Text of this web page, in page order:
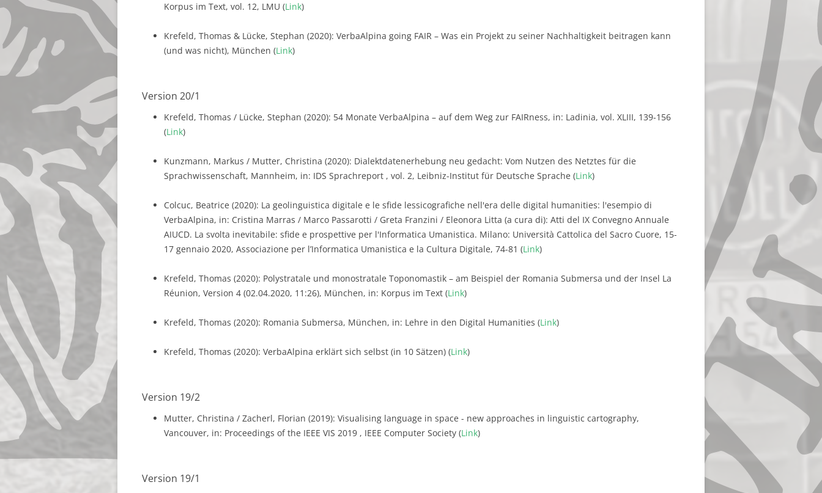
Korpus im Text, vol. 12, LMU (Link)
Krefeld, Thomas & Lücke, Stephan (2020): VerbaAlpina going FAIR – Was ein Projekt zu seiner Nachhaltigkeit beitragen kann
(und was nicht), München (Link)
Version 20/1
Krefeld, Thomas / Lücke, Stephan (2020): 54 Monate VerbaAlpina – auf dem Weg zur FAIRness, in: Ladinia, vol. XLIII, 139-156
(Link)
Kunzmann, Markus / Mutter, Christina (2020): Dialektdatenerhebung neu gedacht: Vom Nutzen des Netztes für die
Sprachwissenschaft, Mannheim, in: IDS Sprachreport , vol. 2, Leibniz-Institut für Deutsche Sprache (Link)
Colcuc, Beatrice (2020): La geolinguistica digitale e le sfide lessicografiche nell'era delle digital humanities: l'esempio di
VerbaAlpina, in: Cristina Marras / Marco Passarotti / Greta Franzini / Eleonora Litta (a cura di): Atti del IX Convegno Annuale
AIUCD. La svolta inevitabile: sfide e prospettive per l'Informatica Umanistica. Milano: Università Cattolica del Sacro Cuore, 15-
17 gennaio 2020, Associazione per l’Informatica Umanistica e la Cultura Digitale, 74-81 (Link)
Krefeld, Thomas (2020): Polystratale und monostratale Toponomastik – am Beispiel der Romania Submersa und der Insel La
Réunion, Version 4 (02.04.2020, 11:26), München, in: Korpus im Text (Link)
Krefeld, Thomas (2020): Romania Submersa, München, in: Lehre in den Digital Humanities (Link)
Krefeld, Thomas (2020): VerbaAlpina erklärt sich selbst (in 10 Sätzen) (Link)
Version 19/2
Mutter, Christina / Zacherl, Florian (2019): Visualising language in space - new approaches in linguistic cartography,
Vancouver, in: Proceedings of the IEEE VIS 2019 , IEEE Computer Society (Link)
Version 19/1